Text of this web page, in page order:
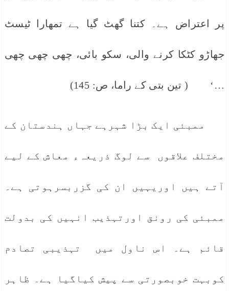
پر اعتراض ہے۔ کتنا گھٹ گیا ہے تمھارا ٹیسٹ
جھاڑو کٹکا کرنے والی، سکو بائی، چھی چھی چھی
…‘ ( تین بتی کے راما، ص: 145)
ممبئی ایک بڑا شہرہے جہاں ہندستان کے
مختلف علاقوں سے لوگ ذریعہء معاش کے لیے
آتے ہیں اوریہیں ان کی گزربسرہوتی ہے۔
ممبئی کی رونق اورتہذیب انہیں کی بدولت
قائم ہے۔ اس ناول میں تہذیبی تصادم
کوبہت خوبصورتی سے پیش کیاگیا ہے۔ ظاہر